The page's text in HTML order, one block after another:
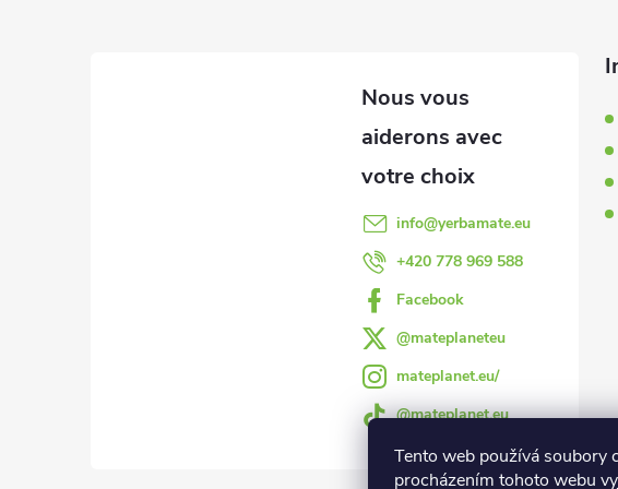
Tento web používá soubory
procházením tohoto webu
info@yerbamate.eu
+420 778 969 588
Facebook
@mateplaneteu
mateplanet.eu/
@mateplanet.eu